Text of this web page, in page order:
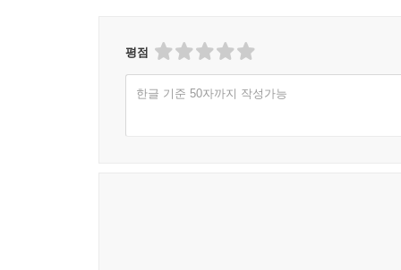
오늘 우리 역시 각자의 물고기 뱃속과 같은 현실
헬퍼(Helper, 온전한 건강 회복을 도움): 줄기세
성령님의 ‘보혜사’적 사역을 상징한다.
평점
한글 기준 50자까지 작성가능